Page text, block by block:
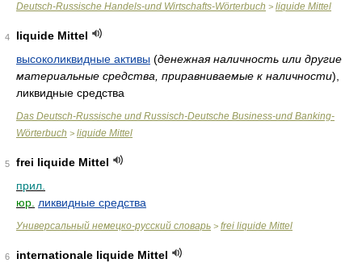
Deutsch-Russische Handels-und Wirtschafts-Wörterbuch > liquide Mittel
4
liquide Mittel
высоколиквидные активы (денежная наличность или другие
материальные средства, приравниваемые к наличности)
ликвидные средства
Das Deutsch-Russische und Russisch-Deutsche Business-und Banking-
Wörterbuch > liquide Mittel
5
frei liquide Mittel
прил.
юр. ликвидные средства
Универсальный немецко-русский словарь > frei liquide Mittel
6
internationale liquide Mittel